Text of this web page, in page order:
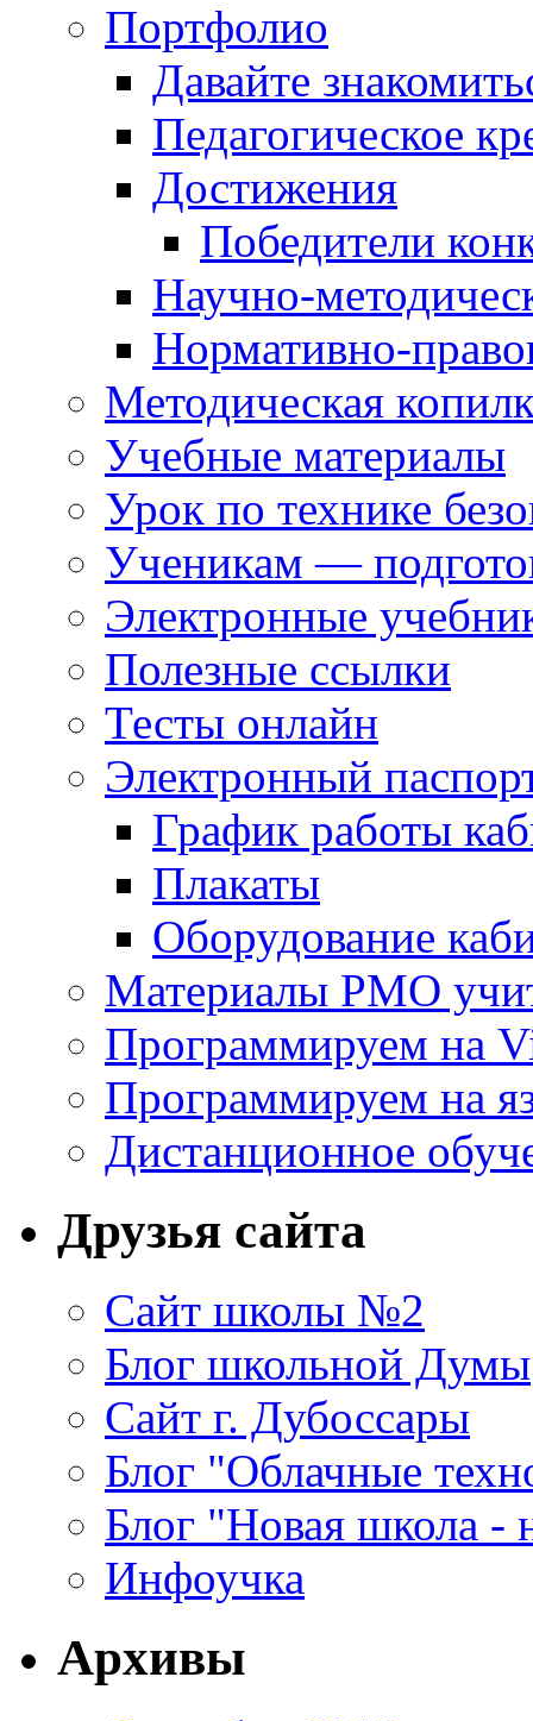
Портфолио
Давайте
Педагогическое
Достижения
Победители
Научно-
Нормативно-
Методическая
Учебные материалы
Урок по технике
Ученикам —
Электронные
Полезные ссылки
Тесты онлайн
Электронный
График работы
Плакаты
Оборудование
Материалы РМО
Программируем на
Программируем на
Дистанционное
Друзья сайта
Сайт школы №2
Блог школьной Думы
Сайт г. Дубоссары
Блог "Облачные
Блог "Новая школа -
Инфоучка
Архивы